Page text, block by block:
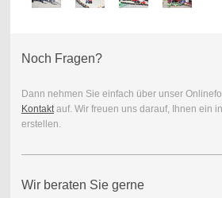
Noch Fragen?
Dann nehmen Sie einfach über unser
Kontaktauf. Wir freuen uns darauf, Ihnen ein
erstellen.
Wir beraten Sie gerne